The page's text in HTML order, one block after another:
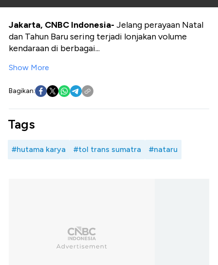
MRT Kejagung
Jakarta, CNBC Indonesia- Jelang perayaan Natal
dan Tahun Baru sering terjadi lonjakan volume
kendaraan di berbagai...
Show More
Bagikan:
Tags
#hutama karya #tol trans sumatra #nataru